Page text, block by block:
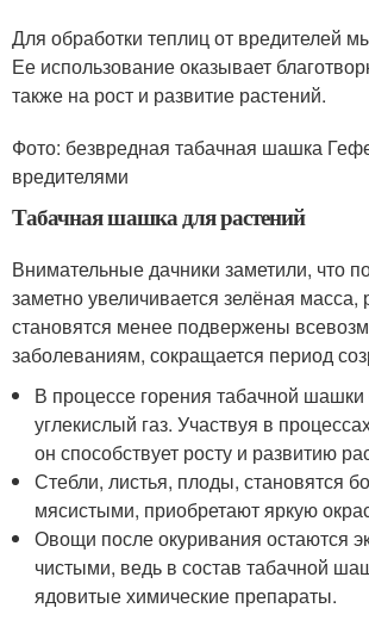
Для обработки теплиц от вредителей
Ее использование оказывает
также на рост и развитие растений.
Фото: безвредная табачная шашка
вредителями
Табачная шашка для растений
Внимательные дачники заметили, что
заметно увеличивается зелёная масса,
становятся менее подвержены
заболеваниям, сокращается период
В процессе горения табачной шашки
углекислый газ. Участвуя в
он способствует росту и развитию
Стебли, листья, плоды, становятся
мясистыми, приобретают яркую
Овощи после окуривания остаются
чистыми, ведь в состав табачной
ядовитые химические препараты.